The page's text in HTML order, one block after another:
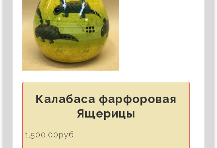
Калабаса
фарфоровая
Дикообразы
Handmade
Калабаса фарфоровая
Ящерицы
1,500.00руб.